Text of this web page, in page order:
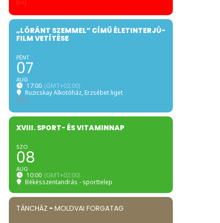
„LÓRÁNT SZEMMEL” CÍMŰ ÉLETINTERJÚ-
FILM VETÍTÉSE
PÉNT
07
AUG
17:00 (GMT+02:00)
Ruzicskay Alkotóház, Erzsébet liget
XVIII. SPORT- ÉS VITAMINNAP
SZO
08
AUG
10:00 (GMT+02:00)
Békésszentandrás - sporttelep
TÁNCHÁZ - MOLDVAI FORGATAG